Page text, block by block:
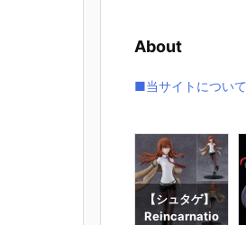
ブ
About
■当サイトについて
【シュタゲ】
Reincarnatio